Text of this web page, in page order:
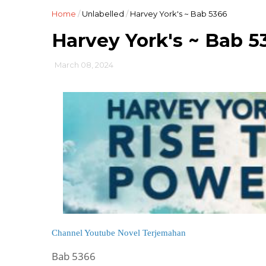
Home /Unlabelled / Harvey York's ~ Bab 5366
Harvey York's ~ Bab
March 08, 2024
Channel Youtube Novel Terjemahan
Bab 5366